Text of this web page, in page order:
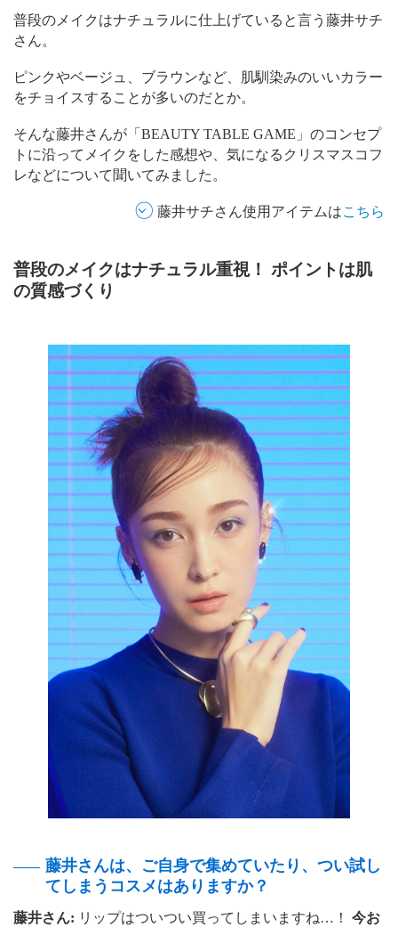
普段のメイクはナチュラルに仕上げていると言う藤井サチ
さん。
ピンクやベージュ、ブラウンなど、肌馴染みのいいカラー
をチョイスすることが多いのだとか。
そんな藤井さんが「BEAUTY TABLE GAME」のコンセプ
トに沿ってメイクをした感想や、気になるクリスマスコフ
レなどについて聞いてみました。
藤井サチさん使用アイテムはこちら
普段のメイクはナチュラル重視！ ポイントは肌
の質感づくり
藤井さんは、ご自身で集めていたり、つい試し
てしまうコスメはありますか？
藤井さん: リップはついつい買ってしまいますね…！ 今お